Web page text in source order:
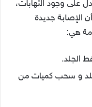
على وجود التهابات،
الإصابة جديدة
هي:
الجلد.
و سحب كميات من